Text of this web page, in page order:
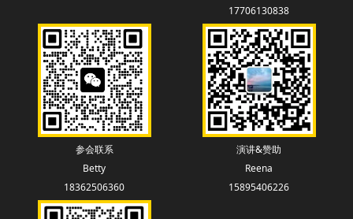
17706130838
参会联系
Betty
18362506360
演讲&赞助
Reena
15895406226